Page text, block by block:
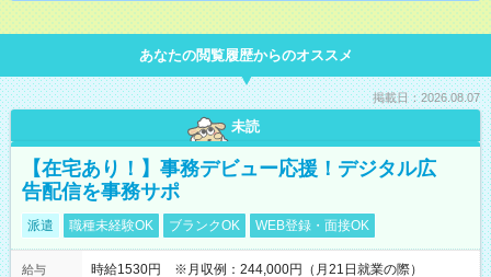
あなたの閲覧履歴からのオススメ
掲載日：2026.08.07
未読
【在宅あり！】事務デビュー応援！デジタル広
告配信を事務サポ
派遣 職種未経験OK ブランクOK WEB登録・面接OK
給与 時給1530円 ※月収例：244,000円（月21日就業の際）